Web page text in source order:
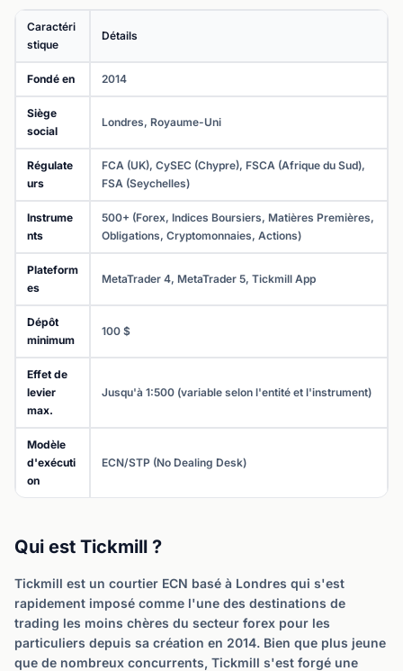
Caractéri
stique
Détails
Fondé en 2014
Siège
social
Londres, Royaume-Uni
Régulate
urs
FCA (UK), CySEC (Chypre), FSCA (Afrique du Sud),
FSA (Seychelles)
Instrume
nts
500+ (Forex, Indices Boursiers, Matières Premières,
Obligations, Cryptomonnaies, Actions)
Plateform
es
MetaTrader 4, MetaTrader 5, Tickmill App
Dépôt
minimum
100 $
Effet de
levier
max.
Jusqu'à 1:500 (variable selon l'entité et l'instrument)
Modèle
d'exécuti
on
ECN/STP (No Dealing Desk)
Qui est Tickmill ?
Tickmill est un courtier ECN basé à Londres qui s'est
rapidement imposé comme l'une des destinations de
trading les moins chères du secteur forex pour les
particuliers depuis sa création en 2014. Bien que plus jeune
que de nombreux concurrents, Tickmill s'est forgé une